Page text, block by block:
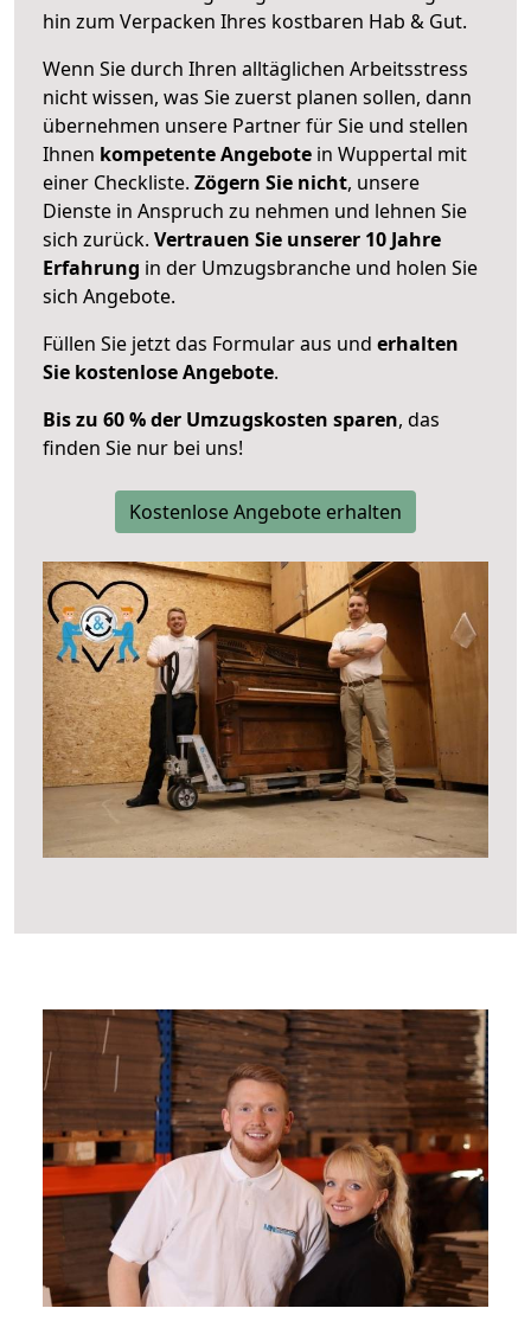
hin zum Verpacken Ihres kostbaren Hab & Gut.
Wenn Sie durch Ihren alltäglichen Arbeitsstress
nicht wissen, was Sie zuerst planen sollen, dann
übernehmen unsere Partner für Sie und stellen
Ihnen kompetente Angebote in Wuppertal mit
einer Checkliste. Zögern Sie nicht, unsere
Dienste in Anspruch zu nehmen und lehnen Sie
sich zurück. Vertrauen Sie unserer 10 Jahre
Erfahrung in der Umzugsbranche und holen Sie
sich Angebote.
Füllen Sie jetzt das Formular aus und erhalten
Sie kostenlose Angebote.
Bis zu 60 % der Umzugskosten sparen, das
finden Sie nur bei uns!
Kostenlose Angebote erhalten